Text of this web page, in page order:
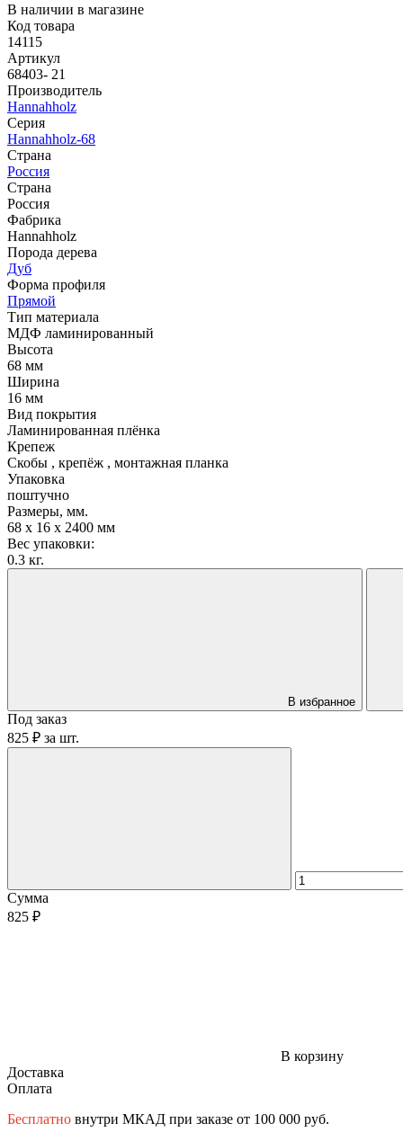
В наличии в магазине
Код товара
14115
Артикул
68403- 21
Производитель
Hannahholz
Серия
Hannahholz-68
Страна
Россия
Страна
Россия
Фабрика
Hannahholz
Порода дерева
Дуб
Форма профиля
Прямой
Тип материала
МДФ ламинированный
Высота
68 мм
Ширина
16 мм
Вид покрытия
Ламинированная плёнка
Крепеж
Скобы , крепёж , монтажная планка
Упаковка
поштучно
Размеры, мм.
68 х 16 х 2400 мм
Вес упаковки:
0.3 кг.
В избранное
Под заказ
825 ₽ за шт.
Сумма
825 ₽
В корзину
Доставка
Оплата
Бесплатно внутри МКАД при заказе от 100 000 руб.